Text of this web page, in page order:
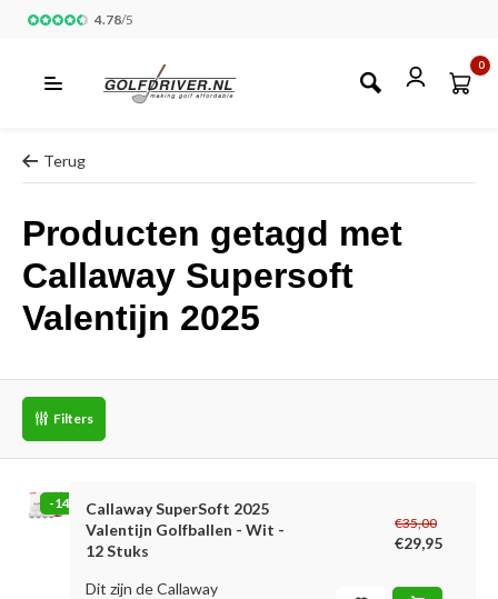
4.78/5
0
Terug
Producten getagd met
Callaway Supersoft
Valentijn 2025
Filters
-14%
Callaway SuperSoft 2025
Valentijn Golfballen - Wit -
12 Stuks
Dit zijn de Callaway
€35,00
€29,95